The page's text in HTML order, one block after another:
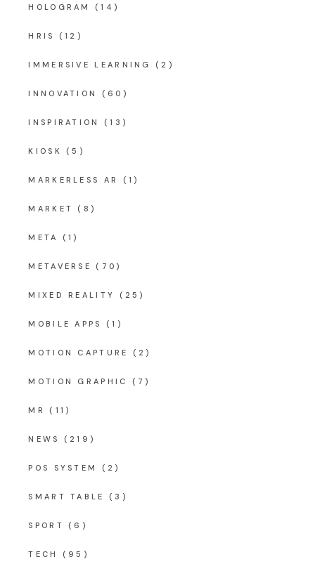
HOLOGRAM (14)
HRIS (12)
IMMERSIVE LEARNING (2)
INNOVATION (60)
INSPIRATION (13)
KIOSK (5)
MARKERLESS AR (1)
MARKET (8)
META (1)
METAVERSE (70)
MIXED REALITY (25)
MOBILE APPS (1)
MOTION CAPTURE (2)
MOTION GRAPHIC (7)
MR (11)
NEWS (219)
POS SYSTEM (2)
SMART TABLE (3)
SPORT (6)
TECH (95)